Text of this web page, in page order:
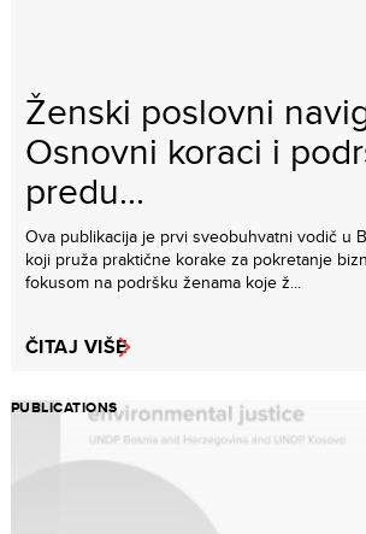
Ženski poslovni
Osnovni koraci i
predu...
Ova publikacija je prvi sveobuhvatni vodič u
koji pruža praktične korake za pokretanje
fokusom na podršku ženama koje ž...
ČITAJ VIŠE
PUBLICATIONS